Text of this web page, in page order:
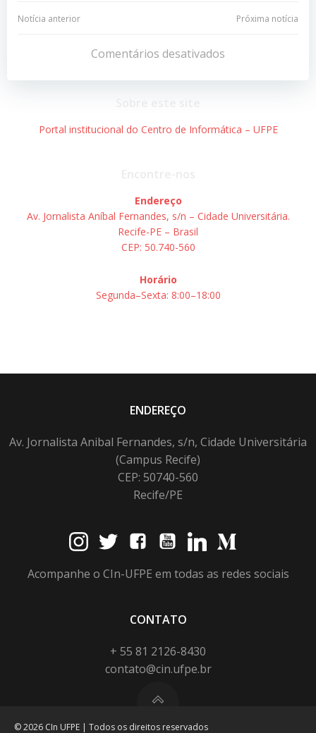
Navegação
Post
Notícia anterior
Navegação
de
Post
Próxima notícia
Comentários desativados
Portal institucional do Centro de Informática – UFPE
Endereço
Av. Jornalista Aníbal Fernandes, s/n – Cidade Universitária.
Recife-PE – Brasil
CEP: 50.740-560
Horário
Segunda–Sexta: 8:00–18:00
ENDEREÇO
Av. Jornalista Anibal Fernandes, s/n, Cidade Universitária
(Campus Recife)
CEP: 50740-560
Recife/PE
Acompanhe o CIn-UFPE em todas as redes sociais
CONTATO
+ 55 81 2126-8430
contato@cin.ufpe.br
© 2026 CIn UFPE | Todos os direitos reservados